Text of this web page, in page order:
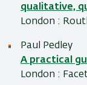
qualitative,
London :
Paul Pedley
A practical
London :